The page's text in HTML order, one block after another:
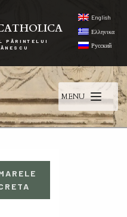
PĂRINTELUI
English
Ελληνικα
Русский
MENU